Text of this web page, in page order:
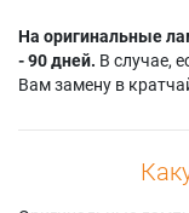
На оригинальные
- 90 дней. В случае,
Вам замену в